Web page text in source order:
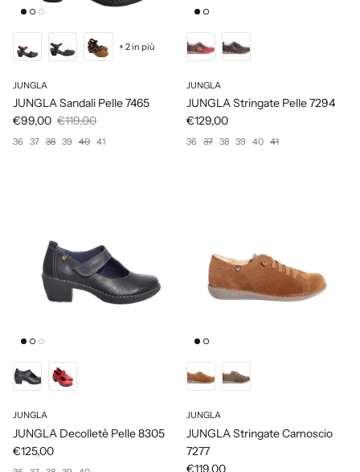
JUNGLA
JUNGLA Sandali Pelle 7465
€99,00 €119,00
+ 2 in più
36 37 38 39 40 41
JUNGLA
JUNGLA Stringate Pelle 7294
€129,00
36 37 38 39 40 41
JUNGLA
JUNGLA Decolletè Pelle 8305
€125,00
JUNGLA
JUNGLA Stringate Camoscio
7277
€119,00